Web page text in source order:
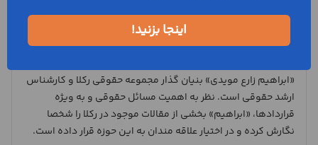
«ابراهیم زارع مویدی» بنیان گذار مجموعه حقوقی رکلا و کارشناس
ارشد حقوقی است. نظر به اهمیت مسائل حقوقی و به ویژه
قراردادها، «ابراهیم» بخشی از مقالات موجود در رکلا را شخصا
نگارش کرده و در اختیار علاقه مندان به این حوزه قرار داده است.
اینجا بزنید!